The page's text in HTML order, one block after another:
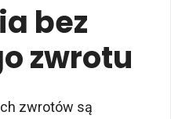
bez
zwrotu
zwrotów są